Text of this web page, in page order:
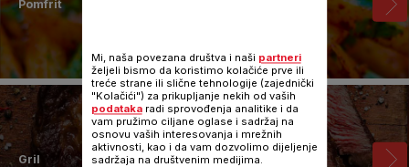
Pomfrit
Gril
Mi, naša povezana društva i naši partneri
željeli bismo da koristimo kolačiće prve ili
treće strane ili slične tehnologije (zajednički
"Kolačići") za prikupljanje nekih od vaših
podatakaradi sprovođenja analitike i da
vam pružimo ciljane oglase i sadržaj na
osnovu vaših interesovanja i mrežnih
aktivnosti, kao i da vam dozvolimo dijeljenje
sadržaja na društvenim medijima.